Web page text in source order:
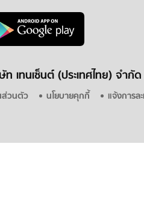
เทนเซ็นต์ (ประเทศไทย) จำกัด
ส่วนตัว นโยบายคุกกี้ แจ้งการล